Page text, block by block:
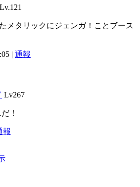
Lv.121
メタリックにジェンガ！ことブース
| 通報
Lv267
！
報